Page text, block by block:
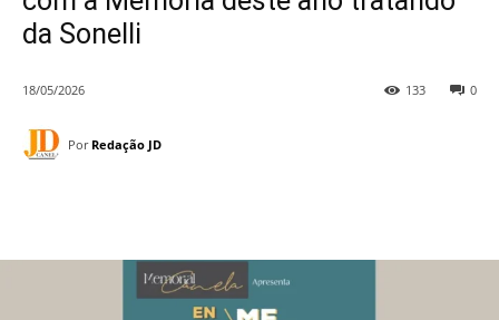
da Sonelli
18/05/2026 0
133
Por Redação JD